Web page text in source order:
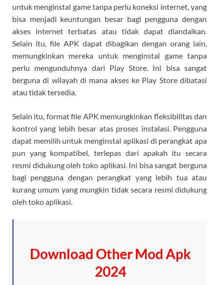
untuk menginstal game tanpa perlu koneksi internet, yang
bisa menjadi keuntungan besar bagi pengguna dengan
akses internet terbatas atau tidak dapat diandalkan.
Selain itu, file APK dapat dibagikan dengan orang lain,
memungkinkan mereka untuk menginstal game tanpa
perlu mengunduhnya dari Play Store. Ini bisa sangat
berguna di wilayah di mana akses ke Play Store dibatasi
atau tidak tersedia.
Selain itu, format file APK memungkinkan fleksibilitas dan
kontrol yang lebih besar atas proses instalasi. Pengguna
dapat memilih untuk menginstal aplikasi di perangkat apa
pun yang kompatibel, terlepas dari apakah itu secara
resmi didukung oleh toko aplikasi. Ini bisa sangat berguna
bagi pengguna dengan perangkat yang lebih tua atau
kurang umum yang mungkin tidak secara resmi didukung
oleh toko aplikasi.
Download Other Mod Apk
2024